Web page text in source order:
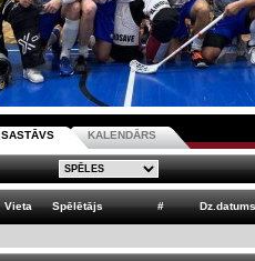
SASTĀVS KALENDĀRS
Vieta Spēlētājs # Dz.datums